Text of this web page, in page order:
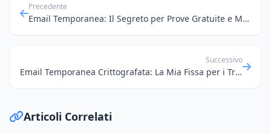
Precedente
Email Temporanea: Il Segreto per Prove Gratuite e Meno Spam su Subito.it
Successivo
Email Temporanea Crittografata: La Mia Fissa per i Trial Software e la Privacy Online
Articoli Correlati